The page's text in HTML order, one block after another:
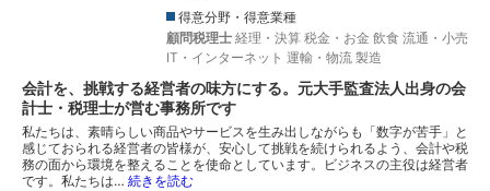
得意分野・得意業種
顧問税理士 経理・決算 税金・お金 飲食 流通・小売
IT・インターネット 運輸・物流 製造
会計を、挑戦する経営者の味方にする。元大手監査法人出身の会
計士・税理士が営む事務所です
私たちは、素晴らしい商品やサービスを生み出しながらも「数字が苦手」と
感じておられる経営者の皆様が、安心して挑戦を続けられるよう、会計や税
務の面から環境を整えることを使命としています。ビジネスの主役は経営者
です。私たちは… 続きを読む